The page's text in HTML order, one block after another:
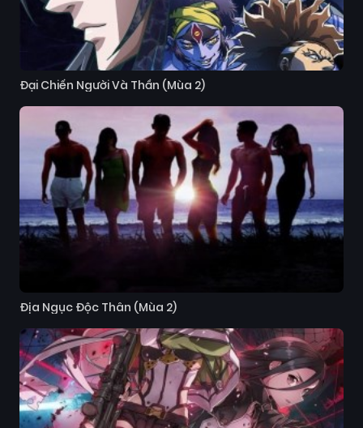
Đại Chiến Người Và Thần (Mùa 2)
Địa Ngục Độc Thân (Mùa 2)